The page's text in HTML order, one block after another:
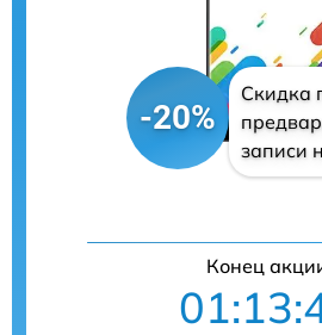
-20%
Скидка
записи
Конец